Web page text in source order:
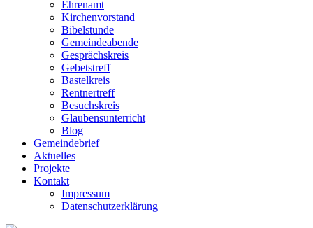
Ehrenamt
Kirchenvorstand
Bibelstunde
Gemeindeabende
Gesprächskreis
Gebetstreff
Bastelkreis
Rentnertreff
Besuchskreis
Glaubensunterricht
Blog
Gemeindebrief
Aktuelles
Projekte
Kontakt
Impressum
Datenschutzerklärung